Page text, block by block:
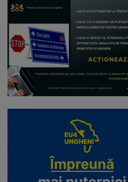
funcționare
Integritate
și
calitate
Consiliul
Municipal
Secretar
Consilieri